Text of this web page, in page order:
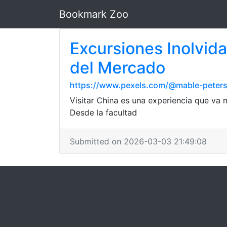
Bookmark Zoo
Excursiones
del Mercado
https://www.pexels.com/@mable-
Visitar China es una experiencia que va
Desde la facultad
Submitted on 2026-03-03 21:49:08